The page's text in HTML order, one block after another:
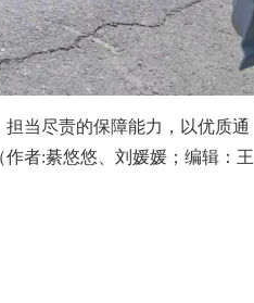
当尽责的保障能力，以优质通
者:綦悠悠、刘媛媛；编辑：王